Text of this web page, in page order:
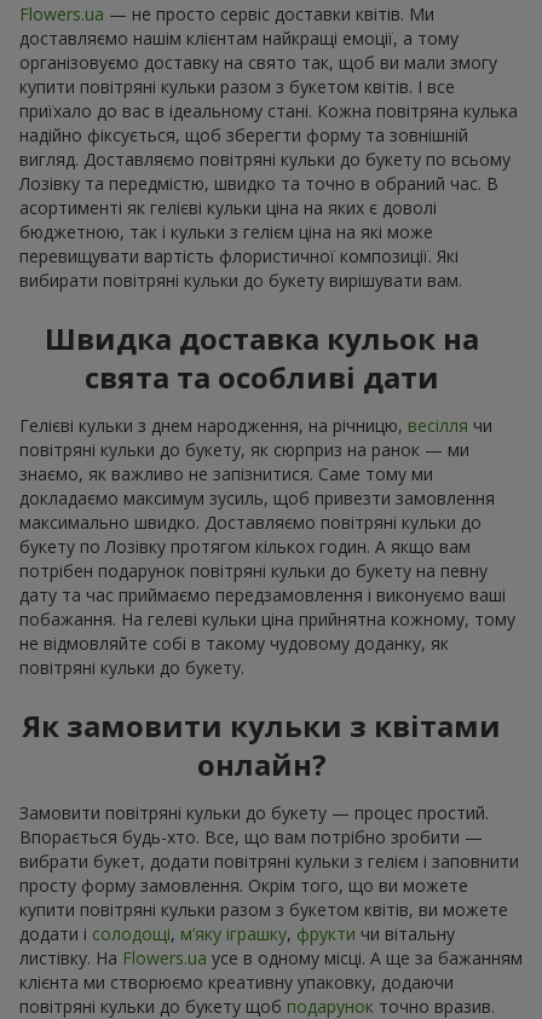
Flowers.ua — не просто сервіс доставки квітів. Ми
доставляємо нашім клієнтам найкращі емоції, а тому
організовуємо доставку на свято так, щоб ви мали змогу
купити повітряні кульки разом з букетом квітів. І все
приїхало до вас в ідеальному стані. Кожна повітряна кулька
надійно фіксується, щоб зберегти форму та зовнішній
вигляд. Доставляємо повітряні кульки до букету по всьому
Лозівку та передмістю, швидко та точно в обраний час. В
асортименті як гелієві кульки ціна на яких є доволі
бюджетною, так і кульки з гелієм ціна на які може
перевищувати вартість флористичної композиції. Які
вибирати повітряні кульки до букету вирішувати вам.
Швидка доставка кульок на
свята та особливі дати
Гелієві кульки з днем народження, на річницю, весілля чи
повітряні кульки до букету, як сюрприз на ранок — ми
знаємо, як важливо не запізнитися. Саме тому ми
докладаємо максимум зусиль, щоб привезти замовлення
максимально швидко. Доставляємо повітряні кульки до
букету по Лозівку протягом кількох годин. А якщо вам
потрібен подарунок повітряні кульки до букету на певну
дату та час приймаємо передзамовлення і виконуємо ваші
побажання. На гелеві кульки ціна прийнятна кожному, тому
не відмовляйте собі в такому чудовому доданку, як
повітряні кульки до букету.
Як замовити кульки з квітами
онлайн?
Замовити повітряні кульки до букету — процес простий.
Впорається будь-хто. Все, що вам потрібно зробити —
вибрати букет, додати повітряні кульки з гелієм і заповнити
просту форму замовлення. Окрім того, що ви можете
купити повітряні кульки разом з букетом квітів, ви можете
додати і солодощі, м’яку іграшку, фрукти чи вітальну
листівку. На Flowers.ua усе в одному місці. А ще за бажанням
клієнта ми створюємо креативну упаковку, додаючи
повітряні кульки до букету щоб подарунок точно вразив.